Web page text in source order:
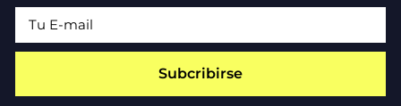
Subcribirse